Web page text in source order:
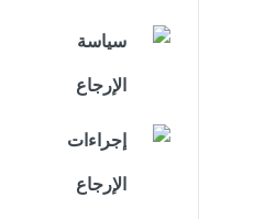
سياسة
الإرجاع
إجراءات
الإرجاع